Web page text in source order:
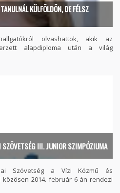
KÜLFÖLDÖN, DE FÉLSZ
olvashattok, akik az
alapdiploma után a világ
III. JUNIOR SZIMPÓZIUMA
Szövetség a Vízi Közmű és
2014. február 6-án rendezi